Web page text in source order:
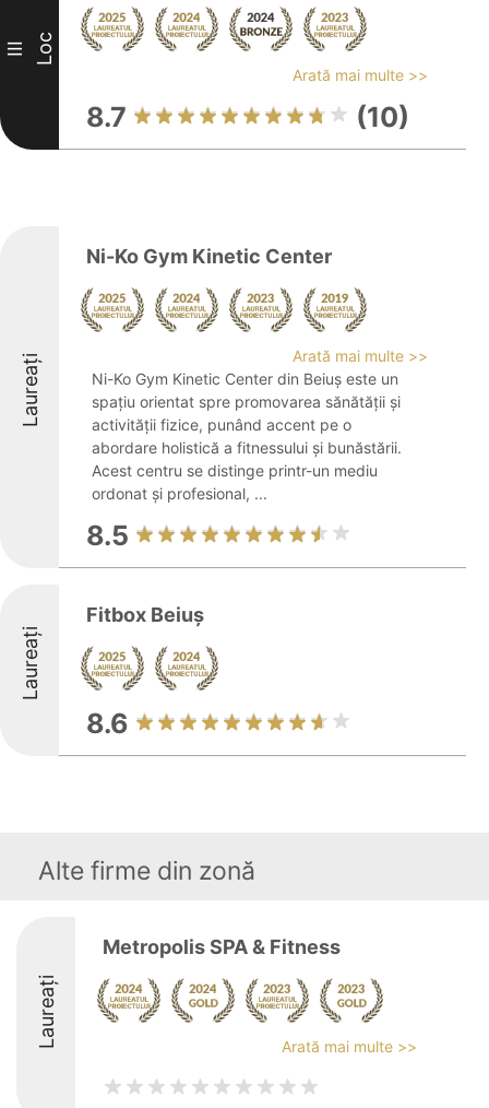
III Loc
Arată mai multe >>
8.7 (10)
Laureați
Ni-Ko Gym Kinetic Center
Arată mai multe >>
Ni-Ko Gym Kinetic Center din Beiuș este un
spațiu orientat spre promovarea sănătății și
activității fizice, punând accent pe o
abordare holistică a fitnessului și bunăstării.
Acest centru se distinge printr-un mediu
ordonat și profesional, ...
8.5
Laureați
Fitbox Beiuș
8.6
Alte firme din zonă
Laureați
Metropolis SPA & Fitness
Arată mai multe >>